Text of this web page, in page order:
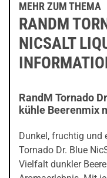
MEHR ZUM THEMA
RANDM
NICSALT
RandM Tornado
kühle Beerenmix
Dunkel, fruchtig und
Tornado Dr. Blue
Vielfalt dunkler